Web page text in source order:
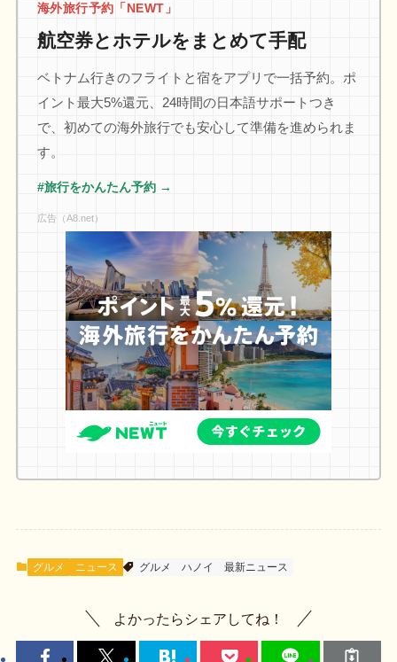
海外旅行予約「NEWT」
航空券とホテルをまとめて手配
ベトナム行きのフライトと宿をアプリで一括予約。ポ
イント最大5%還元、24時間の日本語サポートつき
で、初めての海外旅行でも安心して準備を進められま
す。
#旅行をかんたん予約 →
広告（A8.net）
グルメ ニュース グルメ ハノイ 最新ニュース
よかったらシェアしてね！